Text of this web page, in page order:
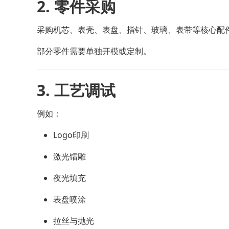
2. 零件采购
采购机芯、表壳、表盘、指针、玻璃、表带等核心配
部分零件需要单独开模或定制。
3. 工艺调试
例如：
Logo印刷
激光镭雕
夜光填充
表盘喷涂
拉丝与抛光